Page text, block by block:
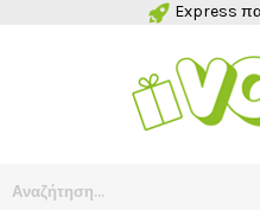
Express
Αναζήτηση...